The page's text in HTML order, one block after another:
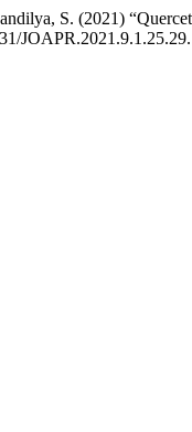
S. (2021)
JOAPR.2021.9.1.25.29.